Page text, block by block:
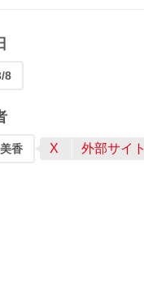
8
香 X 外部サイト